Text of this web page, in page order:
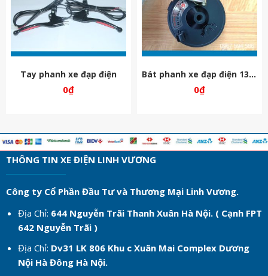
xe đạp điện Bát phanh xe đạp điện 133s Khiển
THÔNG TIN XE ĐIỆN LINH VƯƠNG
Công ty Cổ Phần Đầu Tư và Thương Mại Linh Vương.
Địa Chỉ: 644 Nguyễn Trãi Thanh Xuân Hà Nội. ( Cạnh FPT
642 Nguyễn Trãi )
Địa Chỉ: Dv31 LK 806 Khu c Xuân Mai Complex Dương
Nội Hà Đông Hà Nội.